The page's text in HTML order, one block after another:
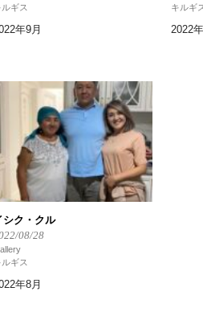
ルギス
年9月
キルギ
2022
シク・クル
08/28
ルギス
年8月